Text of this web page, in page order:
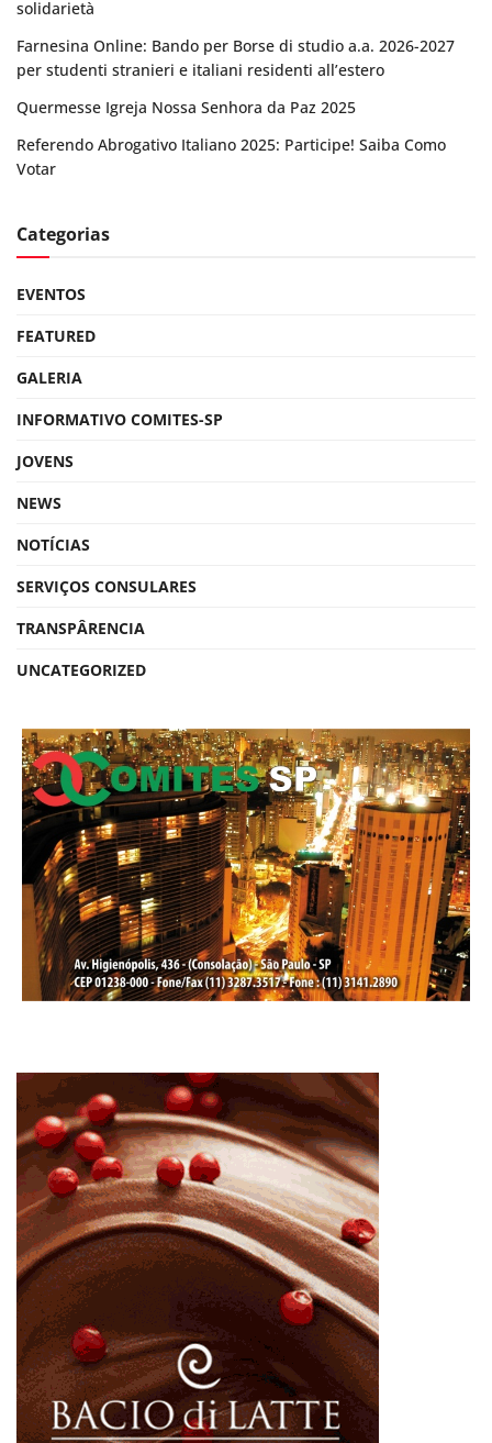
solidarietà
Farnesina Online: Bando per Borse di studio a.a. 2026-2027
per studenti stranieri e italiani residenti all’estero
Quermesse Igreja Nossa Senhora da Paz 2025
Referendo Abrogativo Italiano 2025: Participe! Saiba Como
Votar
Categorias
EVENTOS
FEATURED
GALERIA
INFORMATIVO COMITES-SP
JOVENS
NEWS
NOTÍCIAS
SERVIÇOS CONSULARES
TRANSPÂRENCIA
UNCATEGORIZED